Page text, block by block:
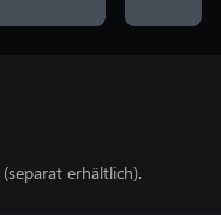
erhältlich).